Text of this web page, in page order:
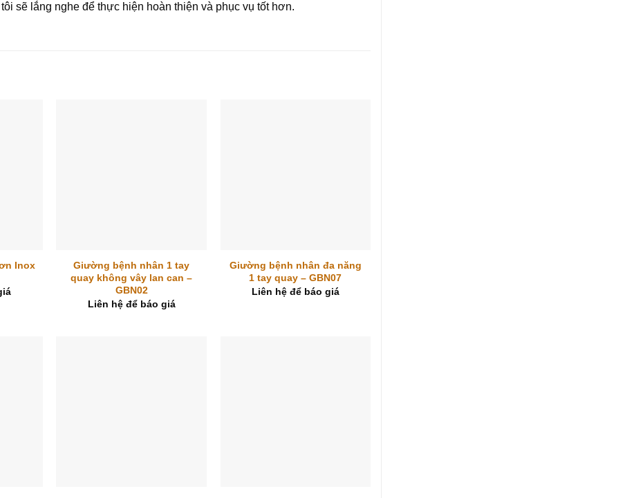
sẽ lắng nghe để thực hiện hoàn thiện và phục vụ tốt hơn.
Inox
Giường bệnh nhân 1 tay
quay không vây lan can –
GBN02
Liên hệ để báo giá
Giường bệnh nhân đa năng
1 tay quay – GBN07
Liên hệ để báo giá